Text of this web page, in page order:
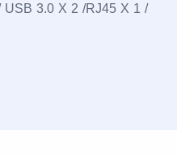
USB 3.0 X 2 /RJ45 X 1 /